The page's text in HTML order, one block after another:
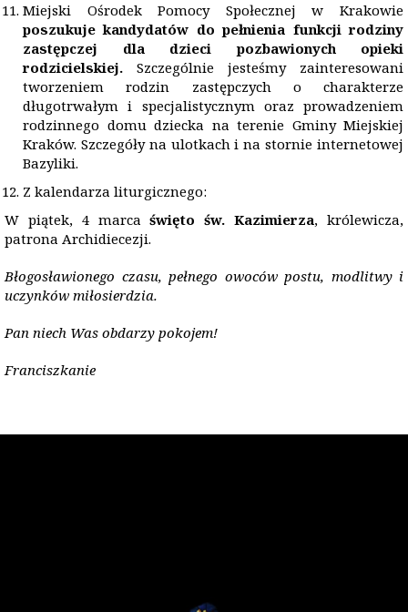
Miejski Ośrodek Pomocy Społecznej w Krakowie
poszukuje kandydatów do pełnienia funkcji rodziny
zastępczej dla dzieci pozbawionych opieki
rodzicielskiej. Szczególnie jesteśmy zainteresowani
tworzeniem rodzin zastępczych o charakterze
długotrwałym i specjalistycznym oraz prowadzeniem
rodzinnego domu dziecka na terenie Gminy Miejskiej
Kraków. Szczegóły na ulotkach i na stornie internetowej
Bazyliki.
Z kalendarza liturgicznego:
W piątek, 4 marcaświętośw. Kazimierza, królewicza,
patrona Archidiecezji.
Błogosławionego czasu, pełnego owoców postu, modlitwy i
uczynków miłosierdzia.
Pan niech Was obdarzy pokojem!
Franciszkanie